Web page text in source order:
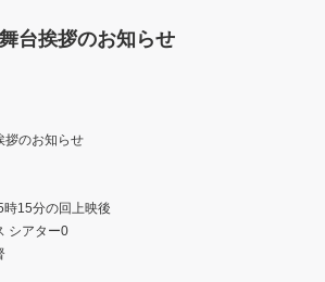
台挨拶のお知らせ
拶のお知らせ
時15分の回上映後
シアター0